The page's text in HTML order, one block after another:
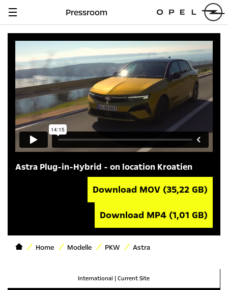
Navigation
Pressroom
Astra Plug-in-Hybrid - on location Kroatien
Download MOV (35,22 GB)
Download MP4 (1,01 GB)
Home Modelle PKW Astra
International | Current Site